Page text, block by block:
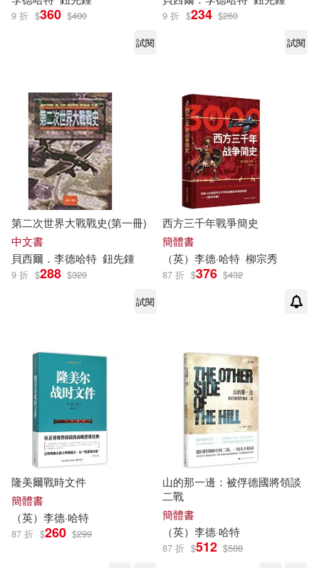
9 折 $360 $400
試閱
9 折 $234 $260
試閱
第二次世界大戰戰史(第一冊)
中文書
貝西爾． 李德哈特 鈕先鍾
9 折 $288 $320
試閱
西方三千年戰爭簡史
簡體書
（英） 李德·哈特 柳宗秀
87 折 $376 $432
隆美爾戰時文件
簡體書
（英） 李德·哈特
87 折 $260 $299
山的那一邊：被俘德國將領談
二戰
簡體書
（英） 李德·哈特
87 折 $512 $588